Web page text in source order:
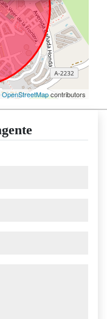
OpenStreetMapcontributors